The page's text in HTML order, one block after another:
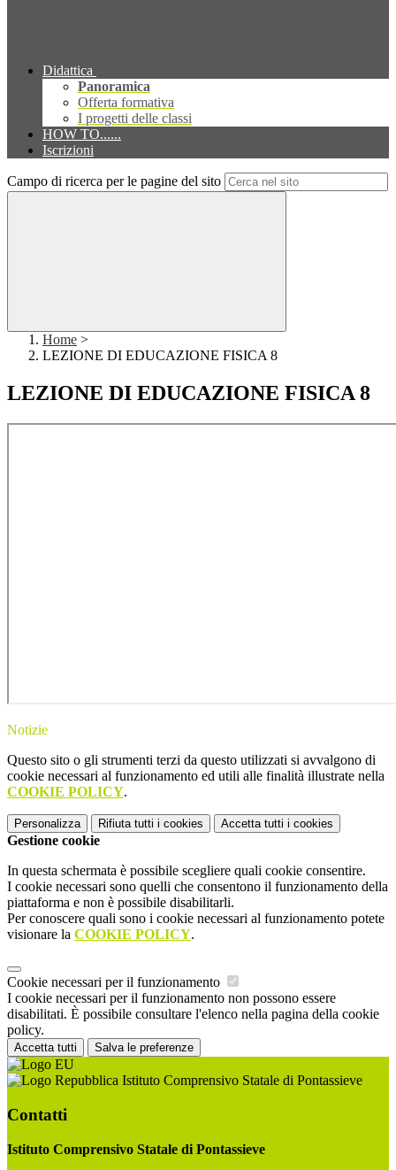
Didattica
Panoramica
Offerta formativa
I progetti delle classi
HOW TO......
Iscrizioni
Campo di ricerca per le pagine del sito
Home >
LEZIONE DI EDUCAZIONE FISICA 8
LEZIONE DI EDUCAZIONE FISICA 8
Notizie
Questo sito o gli strumenti terzi da questo utilizzati si avvalgono di
cookie necessari al funzionamento ed utili alle finalità illustrate nella
COOKIE POLICY.
Personalizza Rifiuta tutti i cookies Accetta tutti i cookies
Gestione cookie
In questa schermata è possibile scegliere quali cookie consentire.
I cookie necessari sono quelli che consentono il funzionamento della
piattaforma e non è possibile disabilitarli.
Per conoscere quali sono i cookie necessari al funzionamento potete
visionare la COOKIE POLICY.
Cookie necessari per il funzionamento
I cookie necessari per il funzionamento non possono essere
disabilitati. È possibile consultare l'elenco nella pagina della cookie
policy.
Accetta tutti Salva le preferenze
Istituto Comprensivo Statale di Pontassieve
Contatti
Istituto Comprensivo Statale di Pontassieve